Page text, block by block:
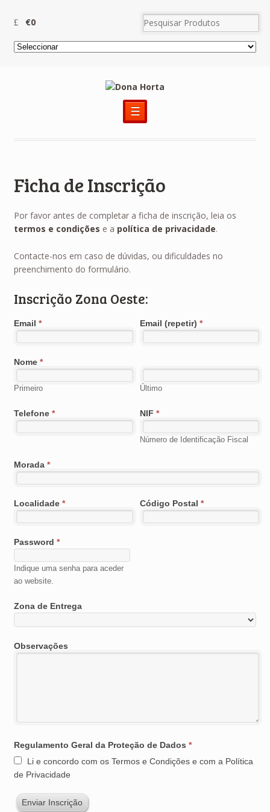
€0
☰
Ficha de Inscrição
Por favor antes de completar a ficha de inscrição, leia os
termos e condições e a política de privacidade.
Contacte-nos em caso de dúvidas, ou dificuldades no
preenchimento do formulário.
Inscrição Zona Oeste:
Email * Email (repetir)*
Nome *
Primeiro Último
Telefone * NIF*
Número de Identificação Fiscal
Morada *
Localidade * Código Postal*
Password *
Indique uma senha para aceder
ao website.
Zona de Entrega
Observações
Regulamento Geral da Proteção de Dados *
Li e concordo com os Termos e Condições e com a Política
de Privacidade